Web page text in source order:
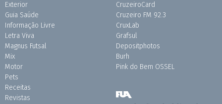
Exterior
Guia Saúde
Informação Livre
Letra Viva
Magnus Futsal
Mix
Motor
Pets
Receitas
Revistas
CruzeiroCard
Cruzeiro FM 92.3
CruxLab
Grafsul
Depositphotos
Burh
Pink do Bem OSSEL